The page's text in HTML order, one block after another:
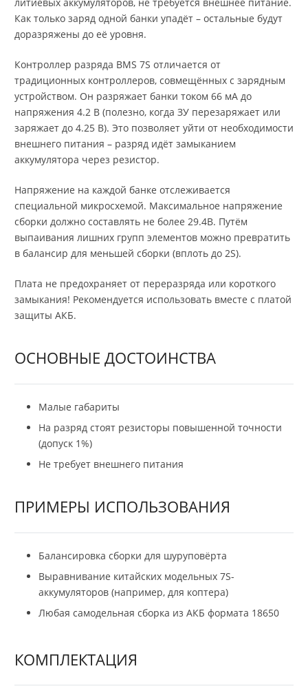
литиевых аккумуляторов, не требуется внешнее питание.
Как только заряд одной банки упадёт – остальные будут
доразряжены до её уровня.
Контроллер разряда BMS 7S отличается от
традиционных контроллеров, совмещённых с зарядным
устройством. Он разряжает банки током 66 мА до
напряжения 4.2 В (полезно, когда ЗУ перезаряжает или
заряжает до 4.25 В). Это позволяет уйти от необходимости
внешнего питания – разряд идёт замыканием
аккумулятора через резистор.
Напряжение на каждой банке отслеживается
специальной микросхемой. Максимальное напряжение
сборки должно составлять не более 29.4В. Путём
выпаивания лишних групп элементов можно превратить
в балансир для меньшей сборки (вплоть до 2S).
Плата не предохраняет от переразряда или короткого
замыкания! Рекомендуется использовать вместе с платой
защиты АКБ.
ОСНОВНЫЕ ДОСТОИНСТВА
Малые габариты
На разряд стоят резисторы повышенной точности
(допуск 1%)
Не требует внешнего питания
ПРИМЕРЫ ИСПОЛЬЗОВАНИЯ
Балансировка сборки для шуруповёрта
Выравнивание китайских модельных 7S-
аккумуляторов (например, для коптера)
Любая самодельная сборка из АКБ формата 18650
КОМПЛЕКТАЦИЯ